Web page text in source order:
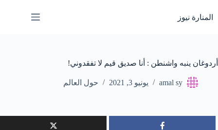
إلى
المحتوى
المنارة نيوز
أردوغان ينبه واشنطن : أنا صديق قيم لا تفقدوني!
amal sy يونيو 3, 2021 حول العالم